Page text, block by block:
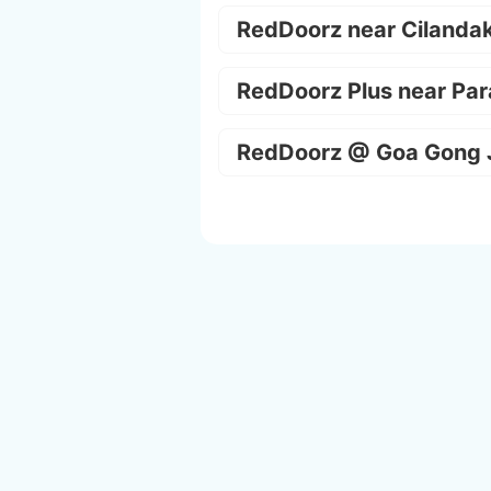
RedDoorz near
RedDoorz Plus near
RedDoorz @ Goa